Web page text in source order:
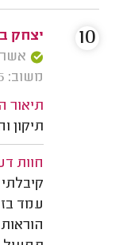
יצחק
אשרור: 12/
משוב: 11/01/2026
תיאור
תיקון
חוות
עמד
10